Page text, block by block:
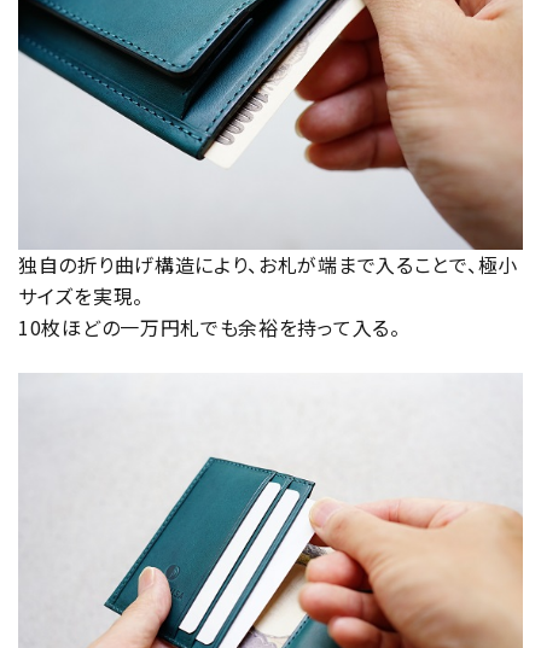
独自の折り曲げ構造により、お札が端まで入ることで、極小
サイズを実現。
10枚ほどの一万円札でも余裕を持って入る。